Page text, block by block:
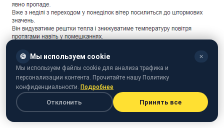
Скріншот: facebook.com/tala.didenko
🍪 Мы используем cookie ✕
Мы используем файлы cookie для анализа трафика и
персонализации контента. Прочитайте нашу Политику
конфиденциальности. Подробнее
Отклонить Принять все